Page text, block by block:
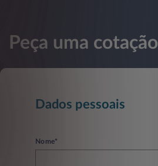
Peça uma cotação
Dados pessoais
Nome*